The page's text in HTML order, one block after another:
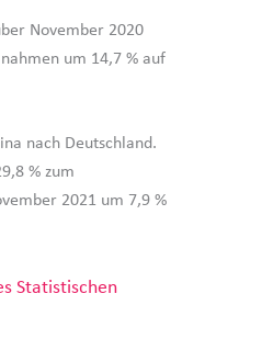
November 2020
um 14,7 % auf
nach Deutschland.
% zum
2021 um 7,9 %
Statistischen